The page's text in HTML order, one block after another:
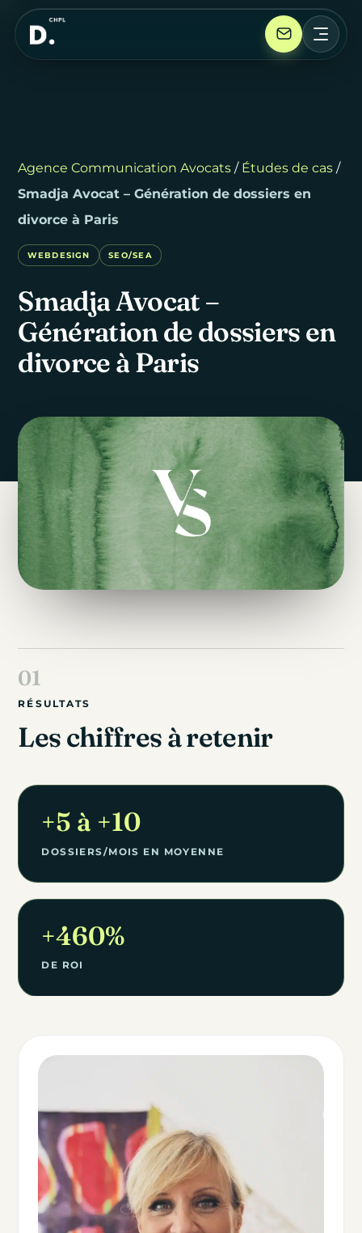
Agence Communication Avocats / Études de cas /
Smadja Avocat – Génération de dossiers en
divorce à Paris
WEBDESIGN SEO/SEA
SmadjaAvocat–
Générationdedossiersen
divorceàParis
RÉSULTATS
Les chiffres à retenir
+5 à +10
DOSSIERS/MOIS EN MOYENNE
+460%
DE ROI